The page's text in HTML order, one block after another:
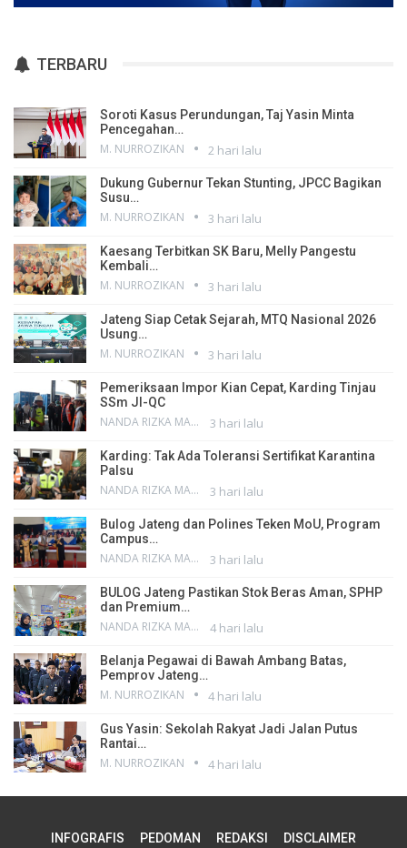
TERBARU
Soroti Kasus Perundungan, Taj Yasin Minta
Pencegahan…
M. NURROZIKAN 2 hari lalu
Dukung Gubernur Tekan Stunting, JPCC Bagikan
Susu…
M. NURROZIKAN 3 hari lalu
Kaesang Terbitkan SK Baru, Melly Pangestu
Kembali…
M. NURROZIKAN 3 hari lalu
Jateng Siap Cetak Sejarah, MTQ Nasional 2026
Usung…
M. NURROZIKAN 3 hari lalu
Pemeriksaan Impor Kian Cepat, Karding Tinjau
SSm JI-QC
NANDA RIZKA MAHENDRA 3 hari lalu
Karding: Tak Ada Toleransi Sertifikat Karantina
Palsu
NANDA RIZKA MAHENDRA 3 hari lalu
Bulog Jateng dan Polines Teken MoU, Program
Campus…
NANDA RIZKA MAHENDRA 3 hari lalu
BULOG Jateng Pastikan Stok Beras Aman, SPHP
dan Premium…
NANDA RIZKA MAHENDRA 4 hari lalu
Belanja Pegawai di Bawah Ambang Batas,
Pemprov Jateng…
M. NURROZIKAN 4 hari lalu
Gus Yasin: Sekolah Rakyat Jadi Jalan Putus
Rantai…
M. NURROZIKAN 4 hari lalu
INFOGRAFIS PEDOMAN REDAKSI DISCLAIMER